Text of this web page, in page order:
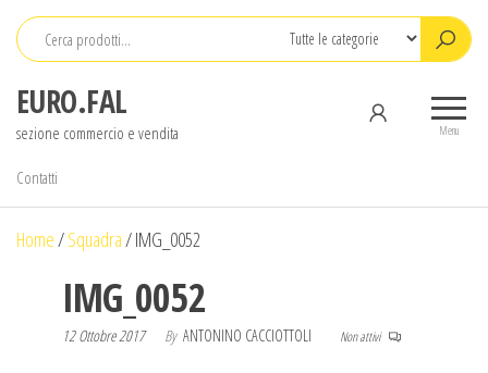
Salta
contenuto
EURO.FAL
sezione commercio e vendita Menu
Contatti
Home/Squadra/IMG_0052
IMG_0052
12 Ottobre 2017 By ANTONINO CACCIOTTOLI Non attivi